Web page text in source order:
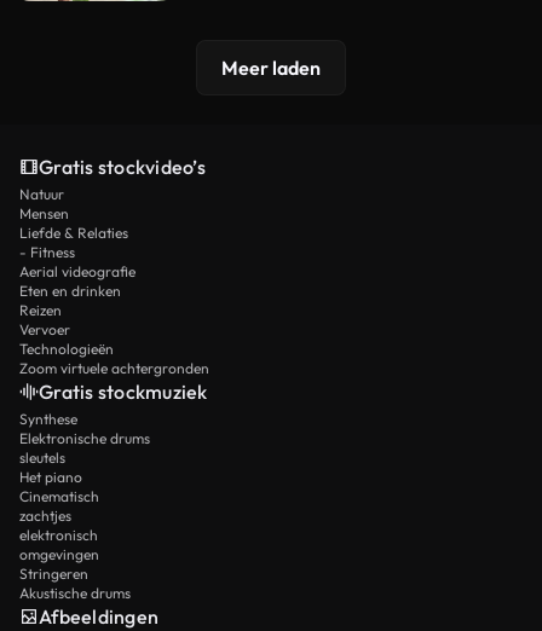
Meer laden
Gratis stockvideo’s
Natuur
Mensen
Liefde & Relaties
- Fitness
Aerial videografie
Eten en drinken
Reizen
Vervoer
Technologieën
Zoom virtuele achtergronden
Gratis stockmuziek
Synthese
Elektronische drums
sleutels
Het piano
Cinematisch
zachtjes
elektronisch
omgevingen
Stringeren
Akustische drums
Afbeeldingen